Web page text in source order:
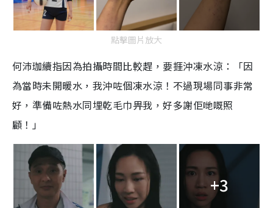
點擊圖片放大
何沛珈續指因為拍攝時間比較趕，要捱沖凍水涼：「因
為當時未開暖水，我沖咗個凍水涼！不過現場同事非常
好，準備咗熱水同埋乾毛巾畀我，好多謝佢哋嘅照
顧！」
+3